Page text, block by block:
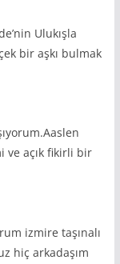
Ulukışla
bir aşkı bulmak
ve açık fikirli bir
izmire taşınalı
hiç arkadaşım